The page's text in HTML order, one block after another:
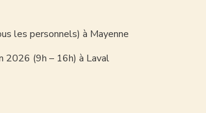
les personnels) à Mayenne
2026 (9h – 16h) à Laval